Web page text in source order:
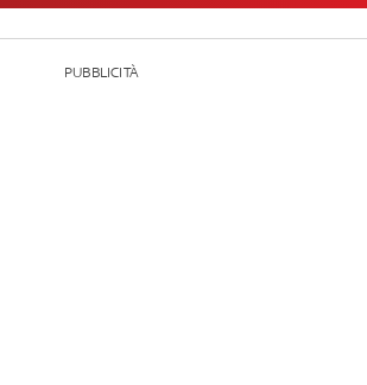
PUBBLICITÀ